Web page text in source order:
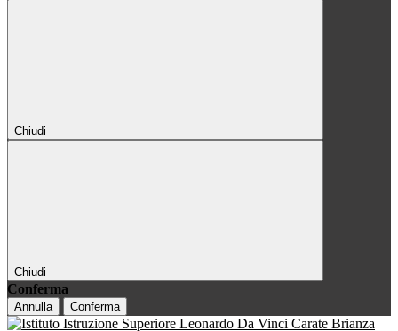
Chiudi
Chiudi
Conferma
Annulla Conferma